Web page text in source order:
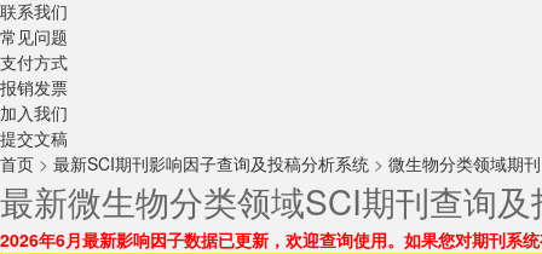
联系我们
常见问题
支付方式
报销发票
加入我们
提交文稿
首页 > 最新SCI期刊影响因子查询及投稿分析系统 > 微生物分类领域期刊
最新微生物分类领域SCI期刊查询
2026年6月最新影响因子数据已更新，欢迎查询使用。 如果您对期刊系